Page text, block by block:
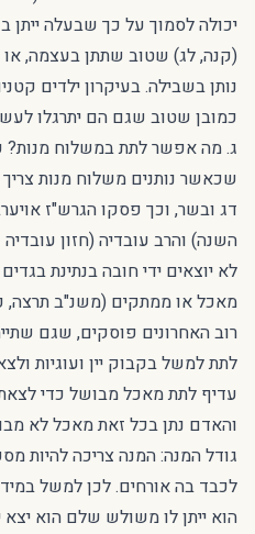
יכולה לסמוך על כך שבעלה
(קנה, לג) שטוב שתתן בעצמה,
נותן בשבילה. בעיקרון ילדים
כמובן שטוב שגם הם יתרגלו
ג. מה אפשר לתת במשלוח מנות?
שכאשר נותנים משלוח מנות
דג ובשר, וכך פסקו הגרש"ז
השנה) והרב עובדיה (חזון
לא יוצאים ידי חובה בנתינת
מאכל או ממתקים (משנ"ב תרצה,
רוב האחרונים פוסקים, שגם
לתת למשל בקבוק יין ועוגיות
עדיף לתת מאכל מבושל כדי
והאדם נתן בכל זאת מאכל לא
גודל המנה: המנה צריכה להיות
לכבד בה אורחים. לכן למשל
הוא ייתן לו משולש שלם הוא